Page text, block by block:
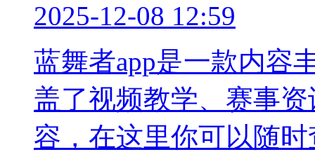
2025-12-08 12:59
蓝舞者app是一款内容
盖了视频教学、赛事
容，在这里你可以随